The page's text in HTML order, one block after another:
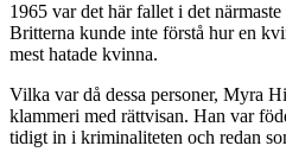
1965 var det här fallet i det
Britterna kunde inte förstå hur en
mest hatade kvinna.
Vilka var då dessa personer, Myra
klammeri med rättvisan. Han var
tidigt in i kriminaliteten och redan